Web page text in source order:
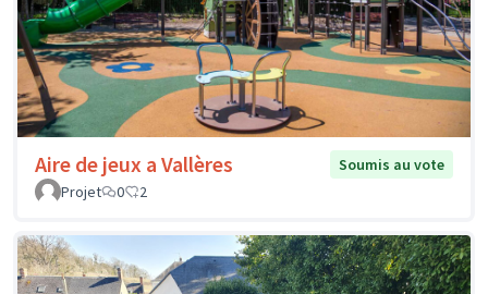
Aire de jeux a Vallères
Soumis au vote
Projet
0 2